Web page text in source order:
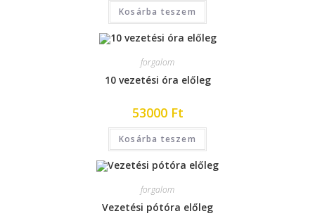
Kosárba teszem
forgalom
10 vezetési óra előleg
53000 Ft
Kosárba teszem
forgalom
Vezetési pótóra előleg